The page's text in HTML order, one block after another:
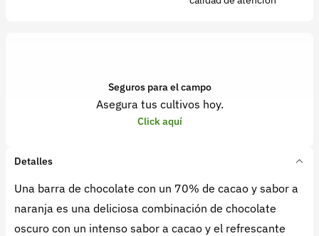
Seguros para el campo
Asegura tus cultivos hoy.
Click aquí
Detalles
Una barra de chocolate con un 70% de cacao y sabor a
naranja es una deliciosa combinación de chocolate
oscuro con un intenso sabor a cacao y el refrescante